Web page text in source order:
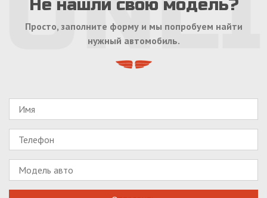
Не нашли свою модель?
Просто, заполните форму и мы попробуем найти
нужный автомобиль.